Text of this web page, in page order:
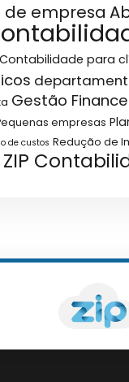
empresa
Contabilidade para
Gestão
empresas
de custos Redução de
ZIP